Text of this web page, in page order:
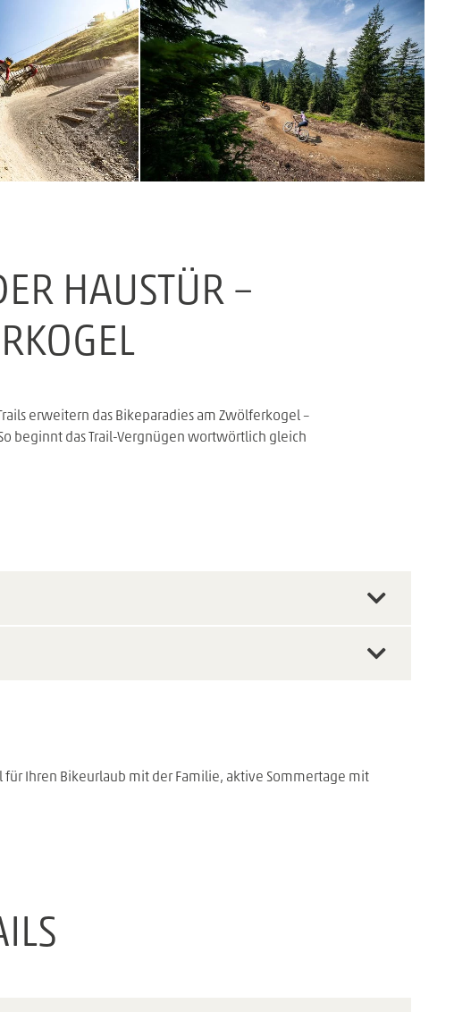
HAUSTÜR –
erweitern das Bikeparadies am Zwölferkogel –
beginnt das Trail-Vergnügen wortwörtlich gleich
für Ihren Bikeurlaub mit der Familie, aktive Sommertage mit